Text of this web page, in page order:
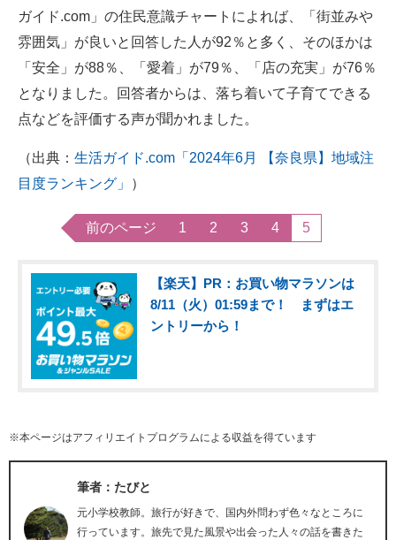
ガイド.com」の住民意識チャートによれば、「街並みや
雰囲気」が良いと回答した人が92％と多く、そのほかは
「安全」が88％、「愛着」が79％、「店の充実」が76％
となりました。回答者からは、落ち着いて子育てできる
点などを評価する声が聞かれました。
（出典： 生活ガイド.com「2024年6月 【奈良県】地域注
目度ランキング」
）
前のページ 1 2 3 4 5
【楽天】PR：お買い物マラソンは
8/11（火）01:59まで！ まずはエ
ントリーから！
※本ページはアフィリエイトプログラムによる収益を得ています
筆者：たびと
元小学校教師。旅行が好きで、国内外問わず色々なところに
行っています。旅先で見た風景や出会った人々の話を書きた